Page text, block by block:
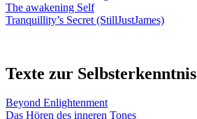
The awakening Self
Tranquillity’s Secret (StillJustJames)
Texte zur Selbsterkenntnis
Beyond Enlightenment
Das Hören des inneren Tones